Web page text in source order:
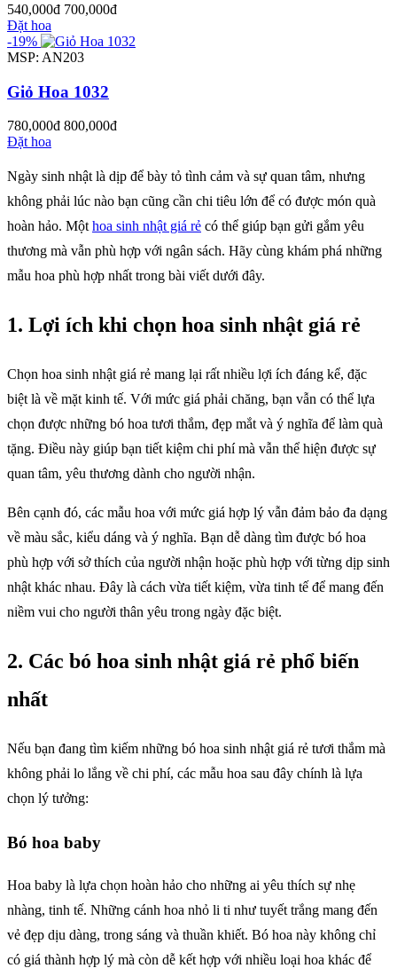
540,000đ 700,000đ
Đặt hoa
-19%
MSP: AN203
Giỏ Hoa 1032
780,000đ 800,000đ
Đặt hoa
Ngày sinh nhật là dịp để bày tỏ tình cảm và sự quan tâm, nhưng
không phải lúc nào bạn cũng cần chi tiêu lớn để có được món quà
hoàn hảo. Một hoa sinh nhật giá rẻ có thể giúp bạn gửi gắm yêu
thương mà vẫn phù hợp với ngân sách. Hãy cùng khám phá những
mẫu hoa phù hợp nhất trong bài viết dưới đây.
1. Lợi ích khi chọn hoa sinh nhật giá rẻ
Chọn hoa sinh nhật giá rẻ mang lại rất nhiều lợi ích đáng kể, đặc
biệt là về mặt kinh tế. Với mức giá phải chăng, bạn vẫn có thể lựa
chọn được những bó hoa tươi thắm, đẹp mắt và ý nghĩa để làm quà
tặng. Điều này giúp bạn tiết kiệm chi phí mà vẫn thể hiện được sự
quan tâm, yêu thương dành cho người nhận.
Bên cạnh đó, các mẫu hoa với mức giá hợp lý vẫn đảm bảo đa dạng
về màu sắc, kiểu dáng và ý nghĩa. Bạn dễ dàng tìm được bó hoa
phù hợp với sở thích của người nhận hoặc phù hợp với từng dịp sinh
nhật khác nhau. Đây là cách vừa tiết kiệm, vừa tinh tế để mang đến
niềm vui cho người thân yêu trong ngày đặc biệt.
2. Các bó hoa sinh nhật giá rẻ phổ biến
nhất
Nếu bạn đang tìm kiếm những bó hoa sinh nhật giá rẻ tươi thắm mà
không phải lo lắng về chi phí, các mẫu hoa sau đây chính là lựa
chọn lý tưởng:
Bó hoa baby
Hoa baby là lựa chọn hoàn hảo cho những ai yêu thích sự nhẹ
nhàng, tinh tế. Những cánh hoa nhỏ li ti như tuyết trắng mang đến
vẻ đẹp dịu dàng, trong sáng và thuần khiết. Bó hoa này không chỉ
có giá thành hợp lý mà còn dễ kết hợp với nhiều loại hoa khác để